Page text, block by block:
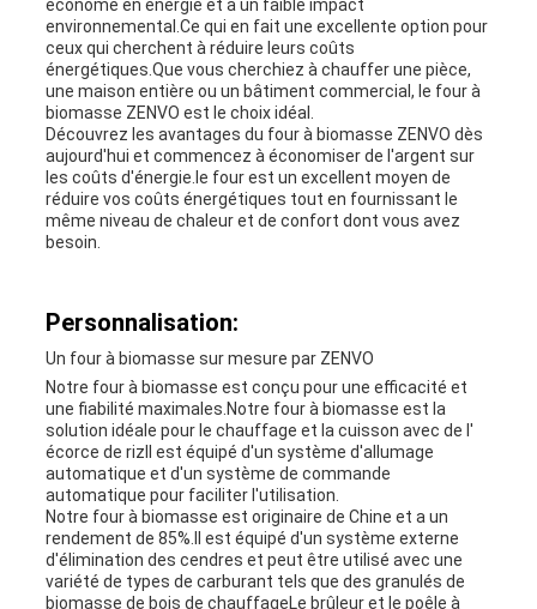
économe en énergie et a un faible impact
environnemental.Ce qui en fait une excellente option pour
ceux qui cherchent à réduire leurs coûts
énergétiques.Que vous cherchiez à chauffer une pièce,
une maison entière ou un bâtiment commercial, le four à
biomasse ZENVO est le choix idéal.
Découvrez les avantages du four à biomasse ZENVO dès
aujourd'hui et commencez à économiser de l'argent sur
les coûts d'énergie.le four est un excellent moyen de
réduire vos coûts énergétiques tout en fournissant le
même niveau de chaleur et de confort dont vous avez
besoin.
Personnalisation:
Un four à biomasse sur mesure par ZENVO
Notre four à biomasse est conçu pour une efficacité et
une fiabilité maximales.Notre four à biomasse est la
solution idéale pour le chauffage et la cuisson avec de l'
écorce de rizIl est équipé d'un système d'allumage
automatique et d'un système de commande
automatique pour faciliter l'utilisation.
Notre four à biomasse est originaire de Chine et a un
rendement de 85%.Il est équipé d'un système externe
d'élimination des cendres et peut être utilisé avec une
variété de types de carburant tels que des granulés de
biomasse de bois de chauffageLe brûleur et le poêle à